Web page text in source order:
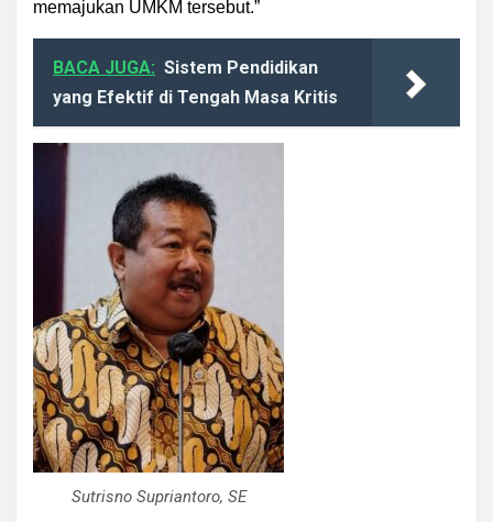
memajukan UMKM tersebut.”
BACA JUGA: Sistem Pendidikan
yang Efektif di Tengah Masa Kritis
Sutrisno Supriantoro, SE